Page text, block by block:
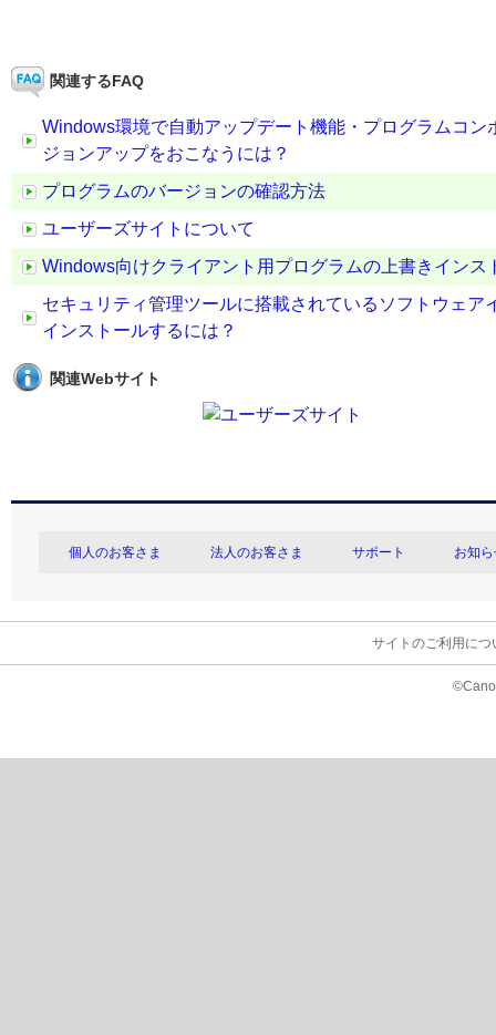
関連するFAQ
Windows環境で自動アップデート機能・プログラムコ
ジョンアップをおこなうには？
プログラムのバージョンの確認方法
ユーザーズサイトについて
Windows向けクライアント用プログラムの上書きイン
セキュリティ管理ツールに搭載されているソフトウェ
インストールするには？
関連Webサイト
個人のお客さま 法人のお客さま サポート お知
サイトのご利用につ